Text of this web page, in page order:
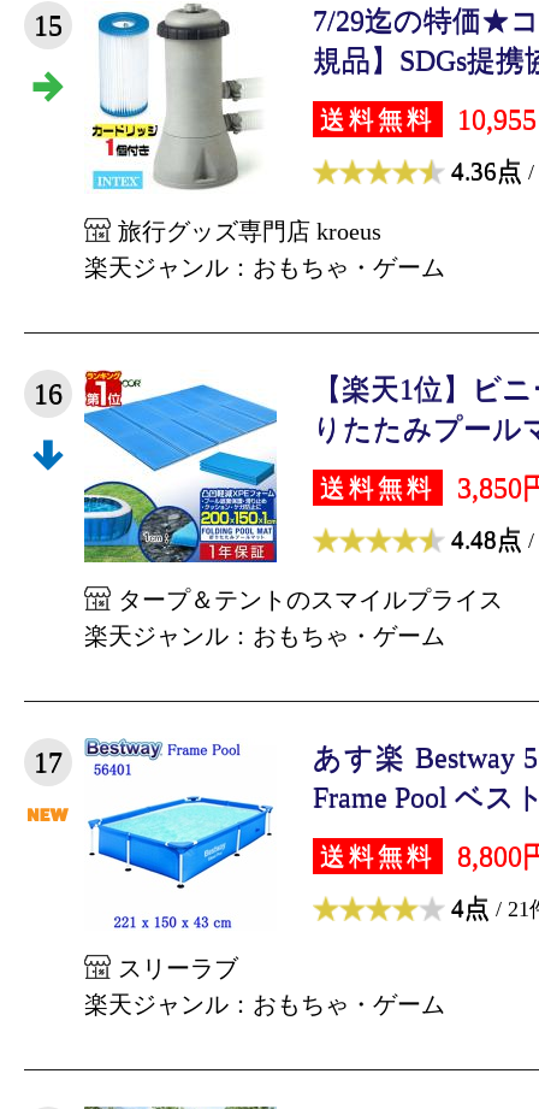
15
7/29迄の特価★
規品】SDGs提携
送料無料
4.36点 /
旅行グッズ専門店 kroeus
楽天ジャンル：おもちゃ・ゲーム
16
【楽天1位】ビ
りたたみプール
送料無料 3,850
4.48点 /
タープ＆テントのスマイルプライス
楽天ジャンル：おもちゃ・ゲーム
17
あす楽 Bestway
Frame Pool ベス
送料無料 8,800
4点 / 21
スリーラブ
楽天ジャンル：おもちゃ・ゲーム